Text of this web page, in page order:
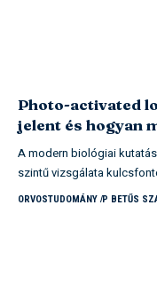
Photo-activated
jelent és hogyan
A modern biológiai
szintű vizsgálata
ORVOSTUDOMÁNY P BETŰS